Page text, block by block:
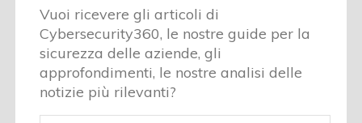
Vuoi ricevere gli articoli di
Cybersecurity360, le nostre guide per la
sicurezza delle aziende, gli
approfondimenti, le nostre analisi delle
notizie più rilevanti?